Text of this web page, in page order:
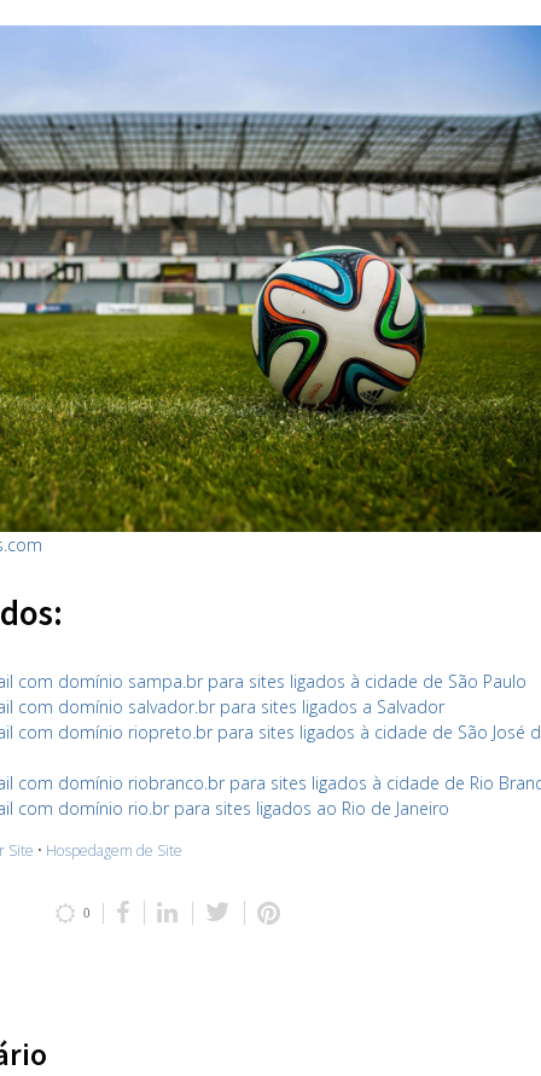
com domínio sampa.br para sites ligados à cidade de São Paulo
com domínio salvador.br para sites ligados a Salvador
com domínio riopreto.br para sites ligados à cidade de São José
com domínio riobranco.br para sites ligados à cidade de Rio
com domínio rio.br para sites ligados ao Rio de Janeiro
Site • Hospedagem de Site
0